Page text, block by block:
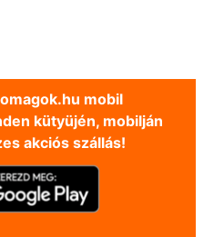
mobil
kütyüjén, mobilján
akciós szállás!